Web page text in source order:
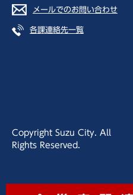
メールでのお問い合わせ
各課連絡先一覧
Copyright Suzu City. All
Rights Reserved.